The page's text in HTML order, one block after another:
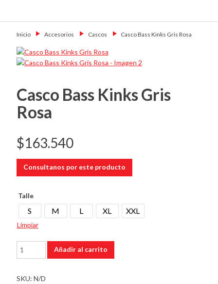
Motoshop
Ezeiza
Inicio→ Accesorios → Cascos → Casco Bass Kinks Gris Rosa
Casco Bass Kinks Gris
Rosa
$163.540
Consultanos por este producto
Talle
S M L XL XXL
Limpiar
Casco
Bass
Gris
Añadir al carrito
SKU: N/D